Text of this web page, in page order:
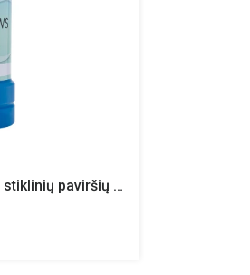
Windows koncentruotas stiklinių paviršių ploviklis